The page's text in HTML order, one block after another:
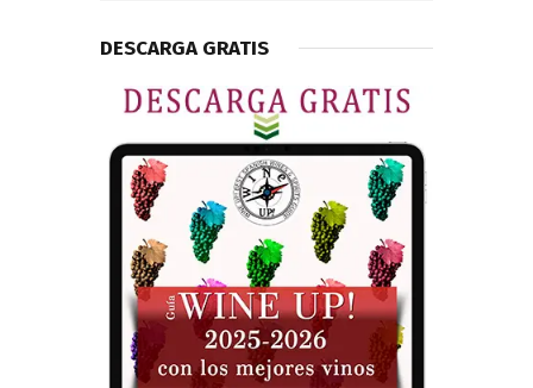
DESCARGA GRATIS